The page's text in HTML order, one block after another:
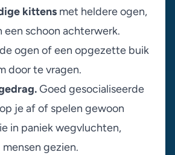
kittens met heldere ogen,
een schoon achterwerk.
ogen of een opgezette buik
door te vragen.
Goed gesocialiseerde
je af of spelen gewoon
in paniek wegvluchten,
gezien.